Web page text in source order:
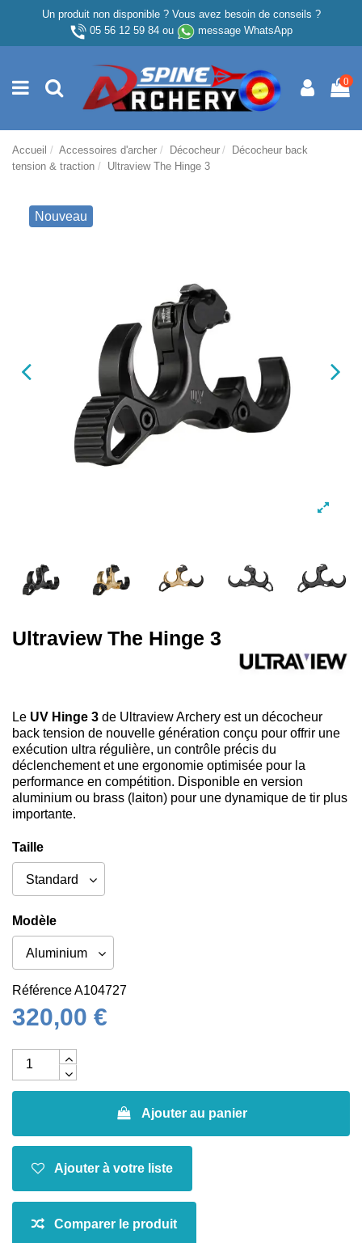
Un produit non disponible ? Vous avez besoin de conseils ?
05 56 12 59 84ou message WhatsApp
0
Accueil Accessoires d'archer Décocheur
Décocheur back
tension & traction
Ultraview The Hinge 3
Nouveau
Ultraview The Hinge 3
Le UV Hinge 3 de Ultraview Archery est un décocheur
back tension de nouvelle génération conçu pour offrir une
exécution ultra régulière, un contrôle précis du
déclenchement et une ergonomie optimisée pour la
performance en compétition. Disponible en version
aluminium ou brass (laiton) pour une dynamique de tir plus
importante.
Taille
Modèle
RéférenceA104727
320,00 €
Ajouter au panier